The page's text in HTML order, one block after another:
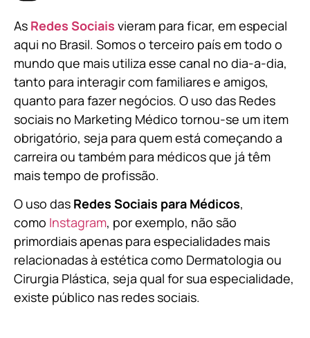
As Redes Sociais vieram para ficar, em especial
aqui no Brasil. Somos o terceiro país em todo o
mundo que mais utiliza esse canal no dia-a-dia,
tanto para interagir com familiares e amigos,
quanto para fazer negócios. O uso das Redes
sociais no Marketing Médico tornou-se um item
obrigatório, seja para quem está começando a
carreira ou também para médicos que já têm
mais tempo de profissão.
O uso das Redes Sociais para Médicos,
como Instagram, por exemplo, não são
primordiais apenas para especialidades mais
relacionadas à estética como Dermatologia ou
Cirurgia Plástica, seja qual for sua especialidade,
existe público nas redes sociais.